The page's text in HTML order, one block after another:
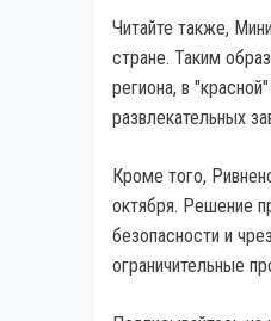
Читайте также,
стране. Таким
региона, в
развлекательных
Кроме того,
октября. Решение
безопасности и
ограничительные